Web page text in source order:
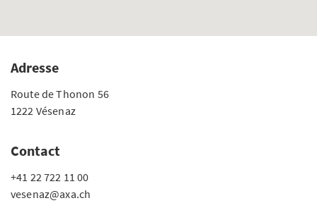
Adresse
Route de Thonon 56
1222 Vésenaz
Contact
+41 22 722 11 00
vesenaz@axa.ch